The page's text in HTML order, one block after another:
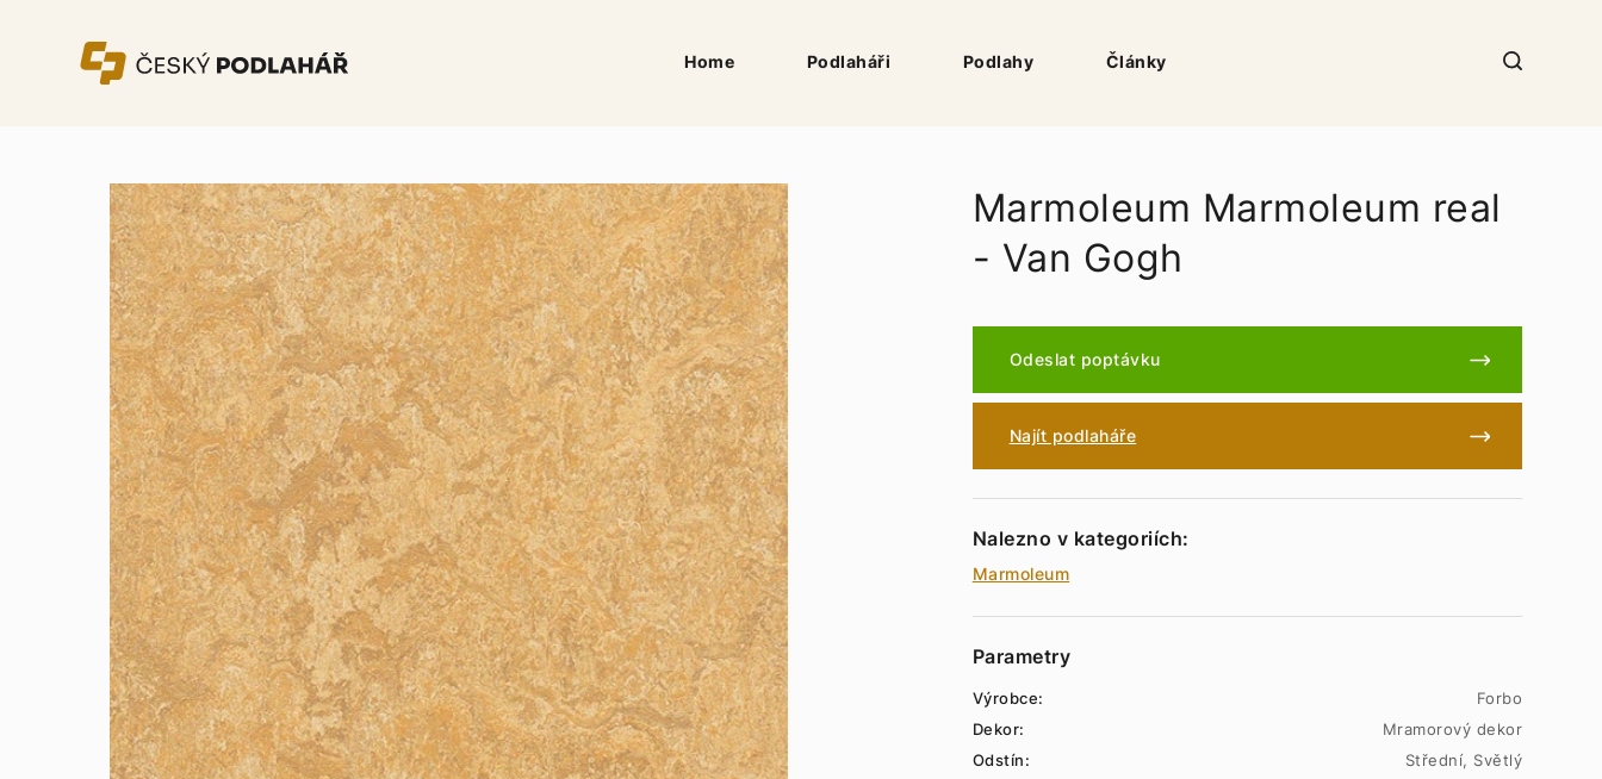
Home Podlaháři Podlahy Články
Marmoleum Marmoleum real
- Van Gogh
Odeslat poptávku
Najít podlaháře
Nalezno v kategoriích:
Marmoleum
Parametry
Výrobce:
Forbo
Dekor:
Mramorový dekor
Odstín:
Střední, Světlý